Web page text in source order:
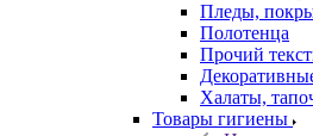
Пледы,
Полотенца
Прочий
Халаты,
Товары гигиены